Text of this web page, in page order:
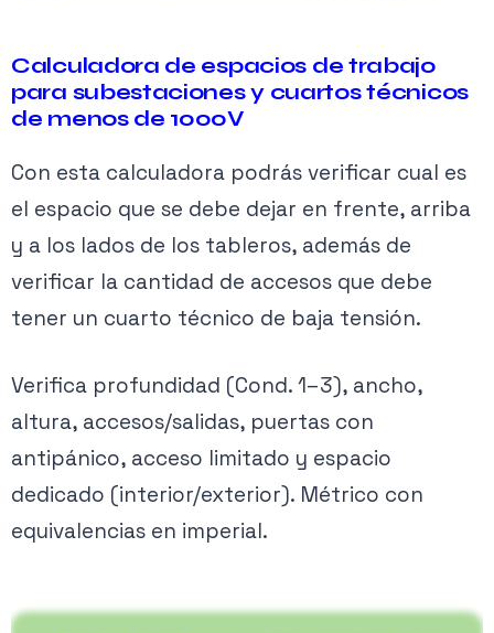
canalizaciones, tuberías, electrobarras etc) y
la protección del equipo contra la intrusión
de sistemas no eléctricos (Como tubería de
gas, agua, aire acondicionado etc). (Ver Figura
1)
El almacenamiento de material que bloquea el
acceso o impide las prácticas de trabajo
🔒
Contenido exclusivo PRO
Ver planes →
Calculadora de espacios de trabajo
para subestaciones y cuartos técnicos
de menos de 1000V
Con esta calculadora podrás verificar cual es
el espacio que se debe dejar en frente, arriba
y a los lados de los tableros, además de
verificar la cantidad de accesos que debe
tener un cuarto técnico de baja tensión.
Verifica profundidad (Cond. 1–3), ancho,
altura, accesos/salidas, puertas con
antipánico, acceso limitado y espacio
dedicado (interior/exterior). Métrico con
equivalencias en imperial.